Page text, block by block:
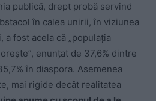
publică, drept probă servind
în calea unirii, în viziunea
fost acela că „populația
enunțat de 37,6% dintre
în diaspora. Asemenea
mai rigide decât realitatea